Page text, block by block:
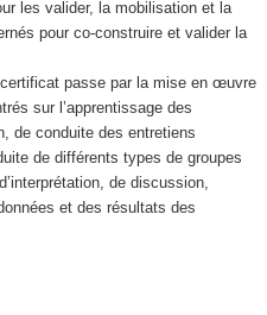
les valider, la mobilisation et la
pour co-construire et valider la
certificat passe par la mise en œuvre
sur l’apprentissage des
de conduite des entretiens
de différents types de groupes
de discussion,
et des résultats des